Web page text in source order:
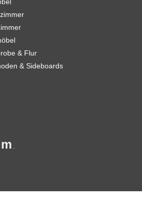
& Flur
& Sideboards
.